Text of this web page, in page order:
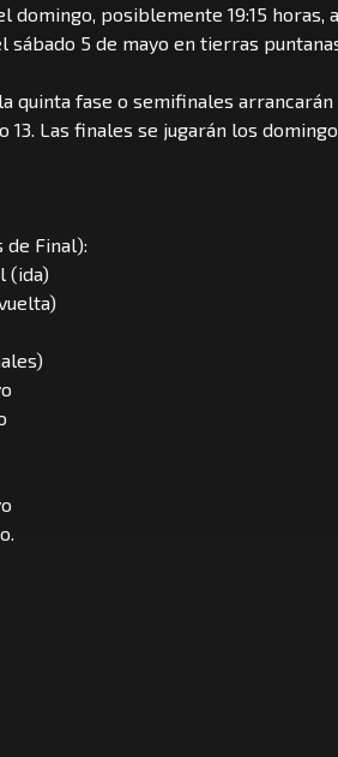
domingo, posiblemente 19:15 horas,
sábado 5 de mayo en tierras
quinta fase o semifinales
Las finales se jugarán los
de Final):
(ida)